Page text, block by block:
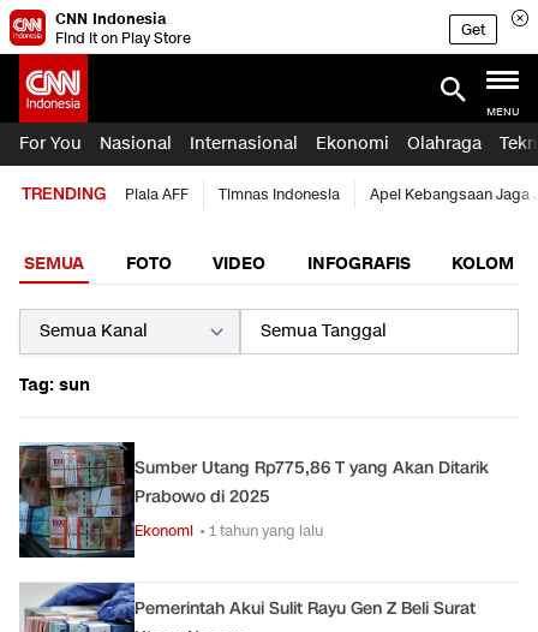
CNN Indonesia
Find it on Play Store
Get
MENU
For You Nasional Internasional Ekonomi Olahraga
TRENDING Piala AFF Timnas Indonesia Apel Kebangsaan Jaga
SEMUA FOTO VIDEO INFOGRAFIS KOLOM
Tag: sun
Sumber Utang Rp775,86 T yang Akan Ditarik
Prabowo di 2025
Ekonomi • 1 tahun yang lalu
Pemerintah Akui Sulit Rayu Gen Z Beli Surat